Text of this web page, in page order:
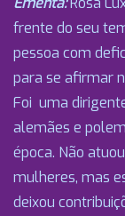
frente do seu
pessoa com
para se afirmar
Foi uma
alemães e
época. Não
mulheres, mas
deixou